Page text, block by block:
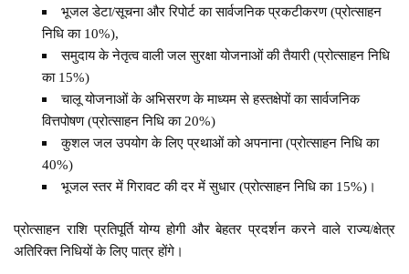
भूजल डेटा/सूचना और रिपोर्ट का सार्वजनिक प्रकटीकरण (प्रोत्साहन
निधि का 10%),
समुदाय के नेतृत्व वाली जल सुरक्षा योजनाओं की तैयारी (प्रोत्साहन निधि
का 15%)
चालू योजनाओं के अभिसरण के माध्यम से हस्तक्षेपों का सार्वजनिक
वित्तपोषण (प्रोत्साहन निधि का 20%)
कुशल जल उपयोग के लिए प्रथाओं को अपनाना (प्रोत्साहन निधि का
40%)
भूजल स्तर में गिरावट की दर में सुधार (प्रोत्साहन निधि का 15%)।
प्रोत्साहन राशि प्रतिपूर्ति योग्य होगी और बेहतर प्रदर्शन करने वाले राज्य/क्षेत्र
अतिरिक्त निधियों के लिए पात्र होंगे।